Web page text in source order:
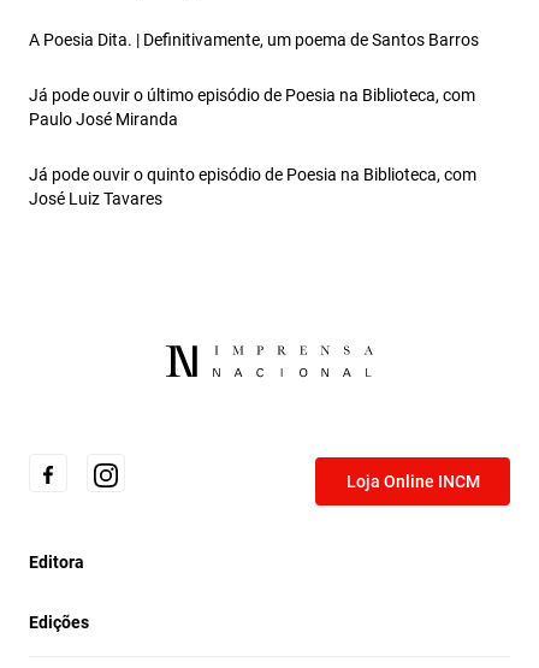
A Poesia Dita. | Definitivamente, um poema de Santos Barros
Já pode ouvir o último episódio de Poesia na Biblioteca, com
Paulo José Miranda
Já pode ouvir o quinto episódio de Poesia na Biblioteca, com
José Luiz Tavares
Loja Online INCM
Editora
Edições